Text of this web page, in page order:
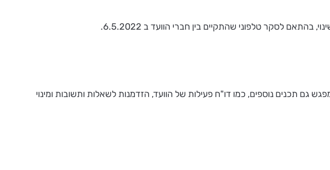
בהתאם לסקר טלפוני שהתקיים בין חברי הוועד ב 6.5.2022.
גם תכנים נוספים, כמו דו"ח פעילות של הוועד, הזדמנות לשאלות ותשובות ומינוי